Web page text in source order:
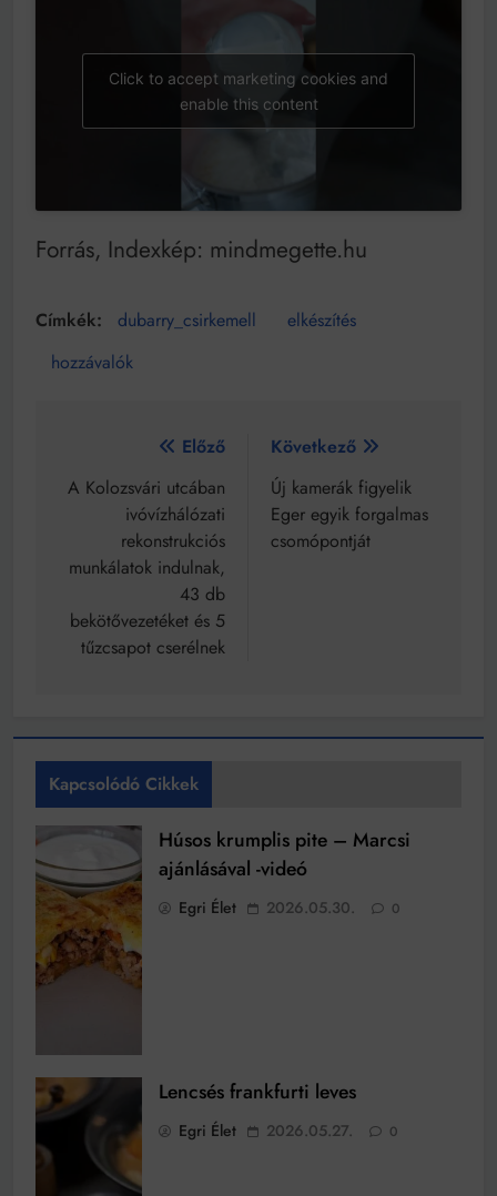
Click to accept marketing cookies and
enable this content
Forrás, Indexkép: mindmegette.hu
dubarry_csirkemell
elkészítés
hozzávalók
Bejegyzés
navigáció
Előző
A Kolozsvári utcában
ivóvízhálózati
rekonstrukciós
munkálatok indulnak,
43 db
bekötővezetéket és 5
tűzcsapot cserélnek
Következő
Új kamerák figyelik
Eger egyik forgalmas
csomópontját
Kapcsolódó Cikkek
Húsos krumplis pite – Marcsi
ajánlásával -videó
Egri Élet 2026.05.30. 0
Lencsés frankfurti leves
Egri Élet 2026.05.27. 0